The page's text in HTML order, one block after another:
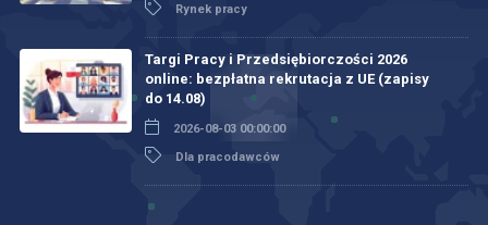
Rynek pracy
Targi Pracy i Przedsiębiorczości 2026
online: bezpłatna rekrutacja z UE (zapisy
do 14.08)
2026-08-03 00:00:00
Dla pracodawców